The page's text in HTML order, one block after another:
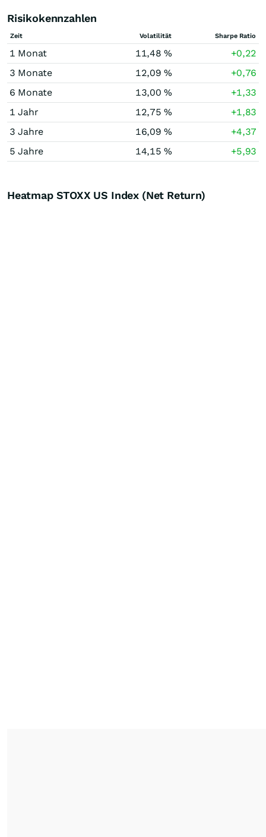
Risikokennzahlen
Zeit Volatilität Sharpe Ratio
1 Monat 11,48 %
+0,22
3 Monate
12,09 %
+0,76
6 Monate
13,00 %
+1,33
1 Jahr
12,75 %
+1,83
3 Jahre
16,09 %
+4,37
5 Jahre
14,15 % +5,93
Heatmap STOXX US Index (Net Return)